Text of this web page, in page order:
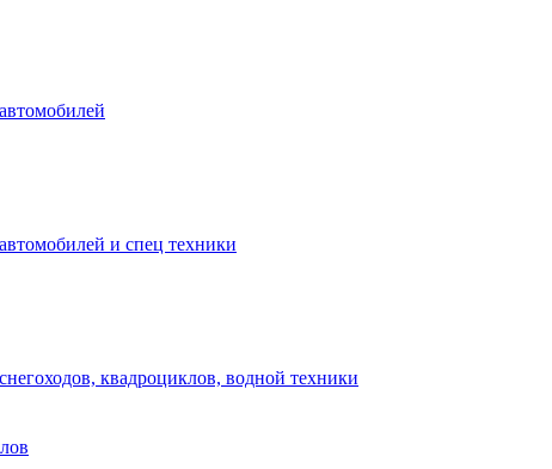
и спец техники
квадроциклов, водной техники